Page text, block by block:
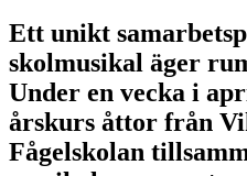
Ett unikt
skolmusikal äger
Under en vecka i
årskurs åttor från
Fågelskolan